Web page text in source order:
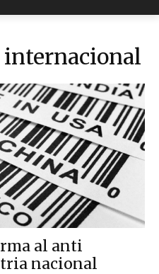
internacional
al anti
nacional